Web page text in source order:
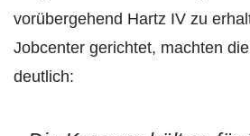
vorübergehend Hartz IV zu
Jobcenter gerichtet, machten
deutlich: